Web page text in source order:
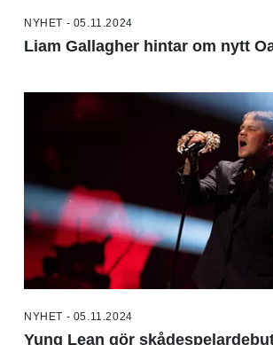
NYHET - 05.11.2024
Liam Gallagher hintar om nytt
NYHET - 05.11.2024
Yung Lean gör